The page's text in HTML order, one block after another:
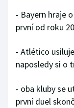
Sportovní
Stolní tenis
Veslování
- Bayern hraje
první od roku
- Atlético
naposledy si o
- oba kluby se
první duel